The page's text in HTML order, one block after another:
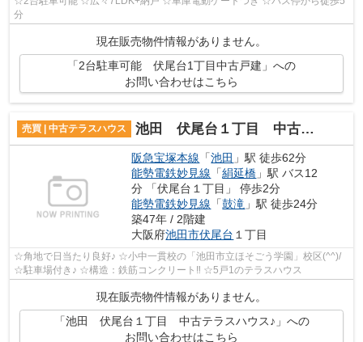
分
現在販売物件情報がありません。
「2台駐車可能 伏尾台1丁目中古戸建」への
お問い合わせはこちら
売買 | 中古テラスハウス 池田 伏尾台１丁目 中古テラスハウス♪
阪急宝塚本線 「池田 」駅 徒歩62分
能勢電鉄妙見線 「絹延橋 」駅 バス12
分 「伏尾台１丁目」 停歩2分
能勢電鉄妙見線 「鼓滝 」駅 徒歩24分
築47年 / 2階建
大阪府池田市伏尾台 １丁目
☆角地で日当たり良好♪ ☆小中一貫校の「池田市立ほそごう学園」校区(^^)/
☆駐車場付き♪ ☆構造：鉄筋コンクリート‼ ☆5戸1のテラスハウス
現在販売物件情報がありません。
「池田 伏尾台１丁目 中古テラスハウス♪」への
お問い合わせはこちら